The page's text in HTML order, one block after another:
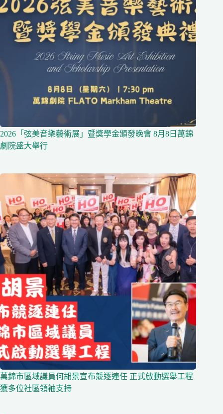
2026「弦美音樂藝術展」暨獎學金頒發晚會 8月8日萬錦
劇院盛大舉行
萬錦市區域議員何胡景宣布競逐連任 正式啟動選舉工程
獲多位社區領袖支持